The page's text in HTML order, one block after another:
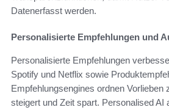
Datenerfasst werden.
Personalisierte Empfehlungen und
Personalisierte Empfehlungen
Spotify und Netflix sowie
Empfehlungsengines ordnen Vorlieben
steigert und Zeit spart. Personalised AI